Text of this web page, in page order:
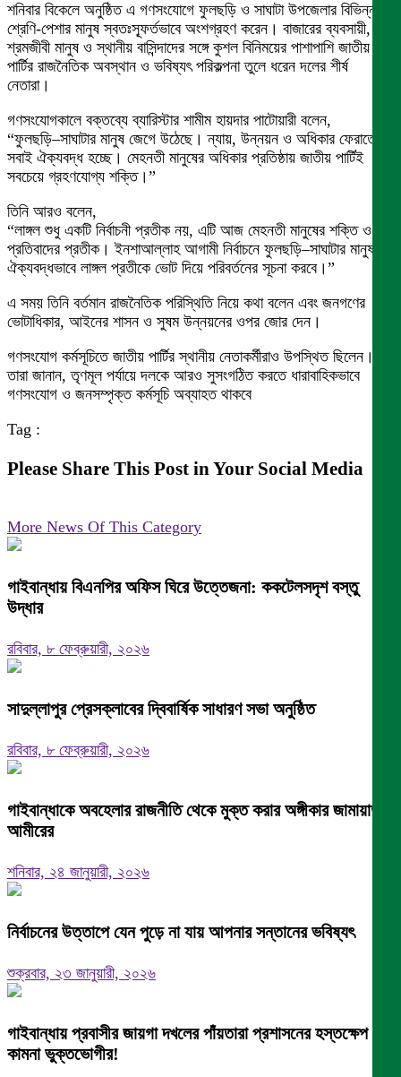
শনিবার বিকেলে অনুষ্ঠিত এ গণসংযোগে ফুলছড়ি ও সাঘাটা উপজেলার বিভিন্ন
শ্রেণি-পেশার মানুষ স্বতঃস্ফূর্তভাবে অংশগ্রহণ করেন। বাজারের ব্যবসায়ী,
শ্রমজীবী মানুষ ও স্থানীয় বাসিন্দাদের সঙ্গে কুশল বিনিময়ের পাশাপাশি জাতীয়
পার্টির রাজনৈতিক অবস্থান ও ভবিষ্যৎ পরিকল্পনা তুলে ধরেন দলের শীর্ষ
নেতারা।
গণসংযোগকালে বক্তব্যে ব্যারিস্টার শামীম হায়দার পাটোয়ারী বলেন,
“ফুলছড়ি–সাঘাটার মানুষ জেগে উঠেছে। ন্যায়, উন্নয়ন ও অধিকার ফেরাতে
সবাই ঐক্যবদ্ধ হচ্ছে। মেহনতী মানুষের অধিকার প্রতিষ্ঠায় জাতীয় পার্টিই
সবচেয়ে গ্রহণযোগ্য শক্তি।”
তিনি আরও বলেন,
“লাঙ্গল শুধু একটি নির্বাচনী প্রতীক নয়, এটি আজ মেহনতী মানুষের শক্তি ও
প্রতিবাদের প্রতীক। ইনশাআল্লাহ আগামী নির্বাচনে ফুলছড়ি–সাঘাটার মানুষ
ঐক্যবদ্ধভাবে লাঙ্গল প্রতীকে ভোট দিয়ে পরিবর্তনের সূচনা করবে।”
এ সময় তিনি বর্তমান রাজনৈতিক পরিস্থিতি নিয়ে কথা বলেন এবং জনগণের
ভোটাধিকার, আইনের শাসন ও সুষম উন্নয়নের ওপর জোর দেন।
গণসংযোগ কর্মসূচিতে জাতীয় পার্টির স্থানীয় নেতাকর্মীরাও উপস্থিত ছিলেন।
তারা জানান, তৃণমূল পর্যায়ে দলকে আরও সুসংগঠিত করতে ধারাবাহিকভাবে
গণসংযোগ ও জনসম্পৃক্ত কর্মসূচি অব্যাহত থাকবে
Tag :
Please Share This Post in Your Social Media
More News Of This Category
গাইবান্ধায় বিএনপির অফিস ঘিরে উত্তেজনা: ককটেলসদৃশ বস্তু
উদ্ধার
রবিবার, ৮ ফেব্রুয়ারী, ২০২৬
সাদুল্লাপুর প্রেসক্লাবের দ্বিবার্ষিক সাধারণ সভা অনুষ্ঠিত
রবিবার, ৮ ফেব্রুয়ারী, ২০২৬
গাইবান্ধাকে অবহেলার রাজনীতি থেকে মুক্ত করার অঙ্গীকার জামায়াত
আমীরের
শনিবার, ২৪ জানুয়ারী, ২০২৬
নির্বাচনের উত্তাপে যেন পুড়ে না যায় আপনার সন্তানের ভবিষ্যৎ
শুক্রবার, ২৩ জানুয়ারী, ২০২৬
গাইবান্ধায় প্রবাসীর জায়গা দখলের পাঁয়তারা প্রশাসনের হস্তক্ষেপ
কামনা ভুক্তভোগীর!